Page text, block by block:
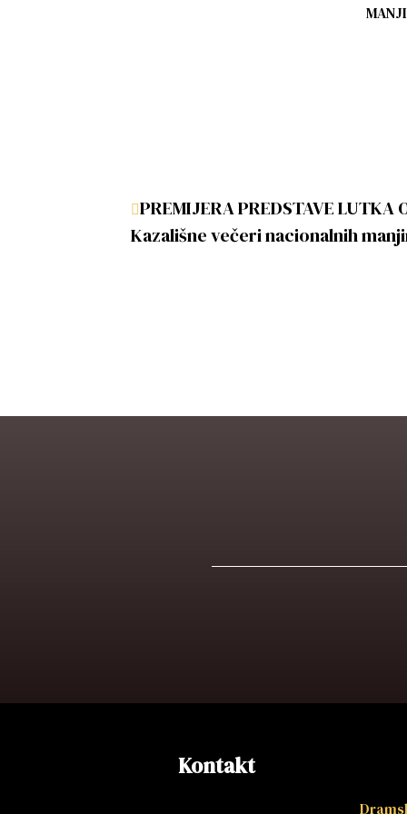
PREMIJERA PREDSTAVE LUTKA
Kazališne večeri nacionalnih
Kontakt